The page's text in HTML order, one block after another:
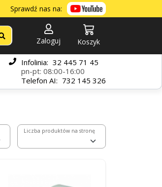
Sprawdź nas na:
Zaloguj Koszyk
Infolinia: 32 445 71 45
pn-pt: 08:00-16:00
Telefon AI: 732 145 326
Liczba produktów na stronę